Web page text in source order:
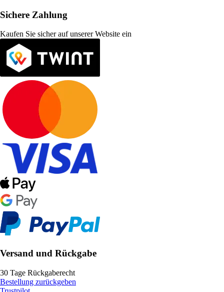
Sichere Zahlung
Kaufen Sie sicher auf unserer Website ein
Versand und Rückgabe
30 Tage Rückgaberecht
Bestellung zurückgeben